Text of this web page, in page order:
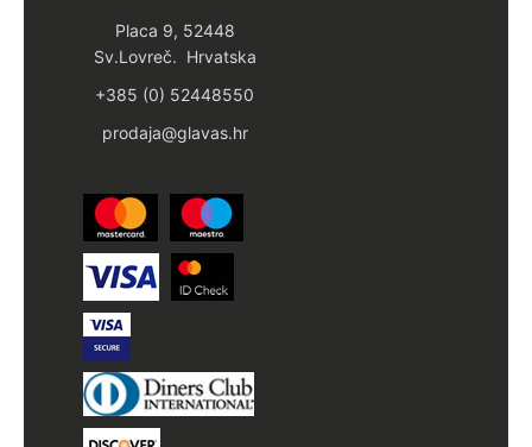
Placa 9, 52448
Sv.Lovreč. Hrvatska
+385 (0) 52448550
prodaja@glavas.hr